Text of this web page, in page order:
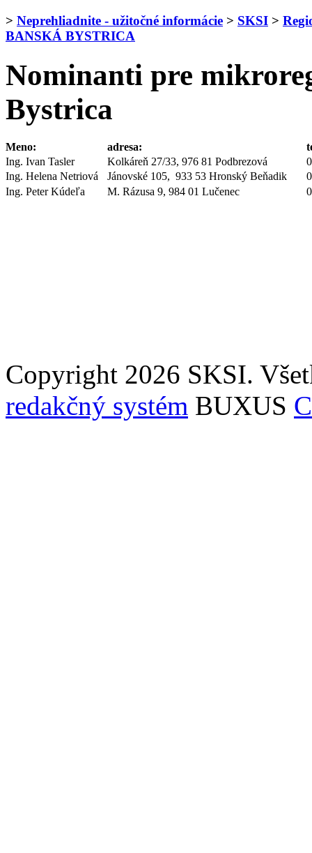
> Neprehliadnite - užitočné informácie > SKSI >
BANSKÁ BYSTRICA
Nominanti pre
Bystrica
Meno: adresa:
Ing. Ivan Tasler
Kolkáreň 27/33, 976 81 Podbrezová
Ing. Helena Netriová
Jánovské 105, 933 53 Hronský Beňadik
Ing. Peter Kúdeľa
M. Rázusa 9, 984 01 Lučenec
Copyright 2026 SKSI.
redakčný systém BUXUS